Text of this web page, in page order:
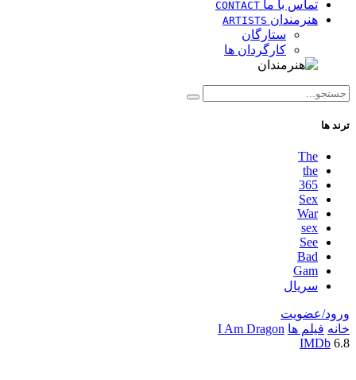
تماس با ما CONTACT
هنرمندان ARTISTS
ستارگان
کارگردان ها
ترند ها
The
the
365
Sex
War
sex
See
Bad
Gam
سریال
ورود/عضویت
خانه فیلم ها I Am Dragon
IMDb 6.8